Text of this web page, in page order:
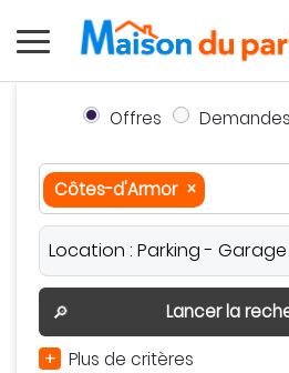
Offres Demandes
Côtes-d'Armor ×
Autour de moi
Effacer
🔎
Lancer la
+ Plus de critères